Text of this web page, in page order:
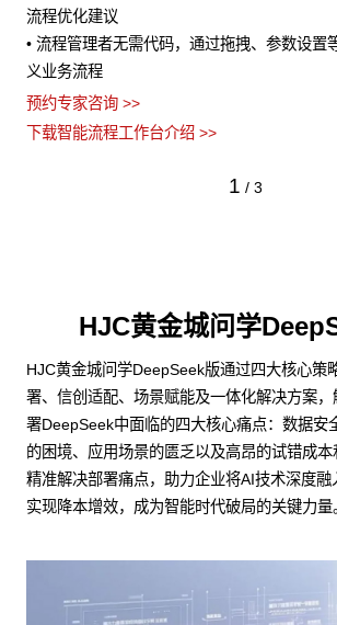
流程优化建议
• 流程管理者无需代码，通过拖拽、参数设置
义业务流程
预约专家咨询 >>
下载智能流程工作台介绍 >>
1 / 3
HJC黄金城问学
HJC黄金城问学DeepSeek版通过四大核心
署、信创适配、场景赋能及一体化解决方案
署DeepSeek中面临的四大核心痛点：数据安
的困境、应用场景的匮乏以及高昂的试错成
精准解决部署痛点，助力企业将AI技术深度融
实现降本增效，成为智能时代破局的关键力量